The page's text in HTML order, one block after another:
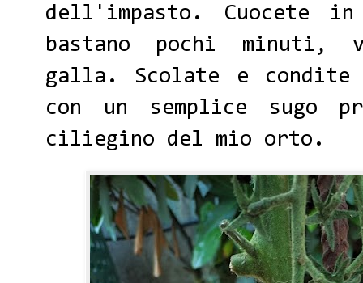
dell'impasto. Cuocete
bastano pochi minuti,
galla. Scolate e
con un semplice sugo
ciliegino del mio orto.